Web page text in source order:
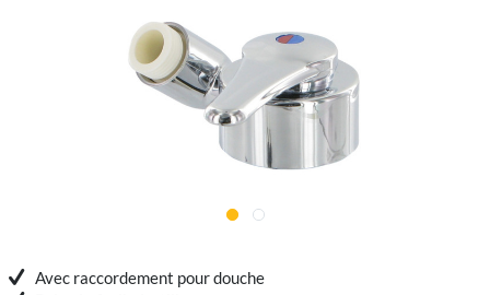
Avec raccordement pour douche